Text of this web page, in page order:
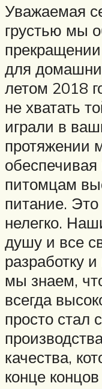
Уважаемая
грустью мы
для
летом 2018
не хватать
играли в
протяжении
питомцам
питание.
нелегко.
душу и все
разработку
мы знаем,
всегда
просто стал
качества,
конце